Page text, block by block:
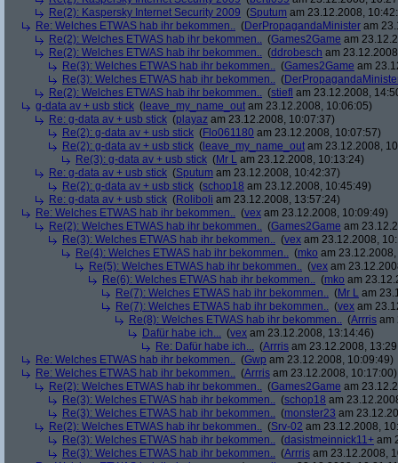
Re(2): Kaspersky Internet Security 2009 (Sputum am 23.12.2008,
Re: Welches ETWAS hab ihr bekommen.. (DerPropagandaMinister am
Re(2): Welches ETWAS hab ihr bekommen.. (Games2Game am
Re(2): Welches ETWAS hab ihr bekommen.. (ddrobesch am
Re(3): Welches ETWAS hab ihr bekommen.. (Games2Game am
Re(3): Welches ETWAS hab ihr bekommen.. (
Re(2): Welches ETWAS hab ihr bekommen.. (stiefl am 23.12.2008,
g-data av + usb stick ( leave_my_name_out am 23.12.2008, 10:06:05)
Re: g-data av + usb stick (playaz am 23.12.2008, 10:07:37)
Re(2): g-data av + usb stick (Flo061180 am 23.12.2008, 10:07:57)
Re(2): g-data av + usb stick ( leave_my_name_out am 23.12.2008,
Re(3): g-data av + usb stick (Mr L am 23.12.2008, 10:13:24)
Re: g-data av + usb stick (Sputum am 23.12.2008, 10:42:37)
Re(2): g-data av + usb stick (schop18 am 23.12.2008, 10:45:49)
Re: g-data av + usb stick (Roliboli am 23.12.2008, 13:57:24)
Re: Welches ETWAS hab ihr bekommen.. (vex am 23.12.2008, 10:09:49)
Re(2): Welches ETWAS hab ihr bekommen.. (Games2Game am
Re(3): Welches ETWAS hab ihr bekommen.. (vex am 23.12.2008,
Re(4): Welches ETWAS hab ihr bekommen.. (mko am
Re(5): Welches ETWAS hab ihr bekommen.. (vex am
Re(6): Welches ETWAS hab ihr bekommen.. (mko am
Re(7): Welches ETWAS hab ihr bekommen.. (Mr L am
Re(7): Welches ETWAS hab ihr bekommen.. (vex am
Re(8): Welches ETWAS hab ihr bekommen.. (Arrris am
Dafür habe ich... (vex am 23.12.2008, 13:14:46)
Re: Dafür habe ich... (Arrris am 23.12.2008,
Re: Welches ETWAS hab ihr bekommen.. (Gwp am 23.12.2008, 10:09:49)
Re: Welches ETWAS hab ihr bekommen.. (Arrris am 23.12.2008, 10:17:00)
Re(2): Welches ETWAS hab ihr bekommen.. (Games2Game am
Re(3): Welches ETWAS hab ihr bekommen.. (schop18 am
Re(3): Welches ETWAS hab ihr bekommen.. (monster23 am
Re(2): Welches ETWAS hab ihr bekommen.. (Srv-02 am 23.12.2008,
Re(3): Welches ETWAS hab ihr bekommen.. (dasistmeinnick11+ am
Re(3): Welches ETWAS hab ihr bekommen.. (Arrris am 23.12.2008,